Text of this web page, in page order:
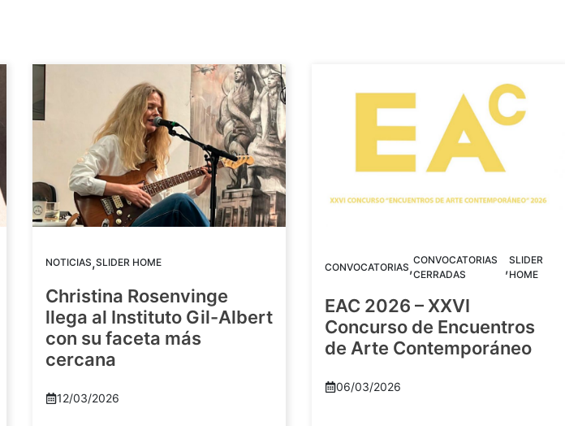
NOTICIAS,SLIDER HOME
Christina Rosenvinge
llega al Instituto Gil-Albert
con su faceta más
cercana
12/03/2026
CONVOCATORIAS,CONVOCATORIAS
CERRADAS
,SLIDER
HOME
EAC 2026 – XXVI
Concurso de Encuentros
de Arte Contemporáneo
06/03/2026